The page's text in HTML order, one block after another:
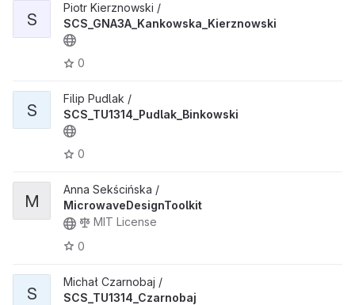
S
Piotr Kierznowski /
SCS_GNA3A_Kankowska_Kierznowski
0
S
Filip Pudlak /
SCS_TU1314_Pudlak_Binkowski
0
M
Anna Sekścińska /
MicrowaveDesignToolkit
MIT License
0
S
Michał Czarnobaj /
SCS_TU1314_Czarnobaj